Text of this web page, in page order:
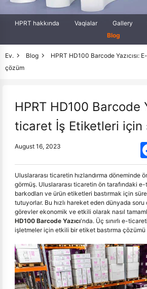
HPRT hakkında Vaqialar Gallery
Blog
Ev. Blog
HPRT HD100 Barcode Yazıcısı:
çözüm
HPRT HD100 Barcode
ticaret İş Etiketleri için
August 16, 2023
Uluslararası ticaretin hızlandırma döneminde
görmüş. Uluslararası ticaretin ön tarafındaki
barkodları ve ürün etiketleri bastırmak için
tutuyorlar. Bu hızlı hareket eden dünyada soru
görevler ekonomik ve etkili olarak nasıl
HD100 Barcode Yazıcı'nda. Üç sınırlı e-
işletmeler için etkili bir etiket bastırma